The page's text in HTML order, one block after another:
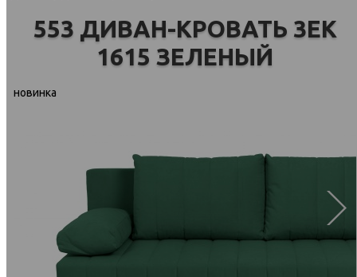
553 ДИВАН-КРОВАТЬ 3ЕК
1615 ЗЕЛЕНЫЙ
новинка